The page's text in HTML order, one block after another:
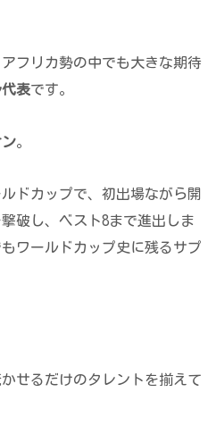
フリカ勢の中でも大きな期待
表です。
。
ドカップで、初出場ながら開
破し、ベスト8まで進出しま
ワールドカップ史に残るサプ
せるだけのタレントを揃えて